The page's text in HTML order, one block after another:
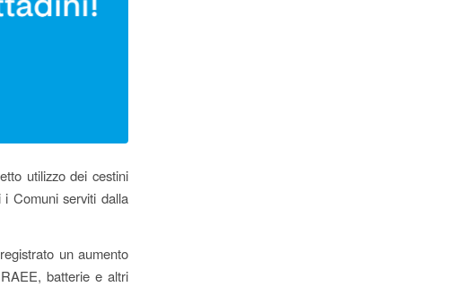
utilizzo dei cestini
Comuni serviti dalla
un aumento
batterie e altri